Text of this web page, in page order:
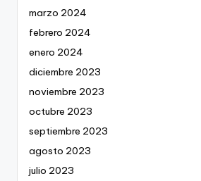
marzo 2024
febrero 2024
enero 2024
diciembre 2023
noviembre 2023
octubre 2023
septiembre 2023
agosto 2023
julio 2023